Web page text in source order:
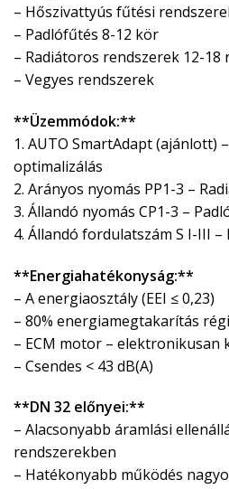
– Hőszivattyús fűtési
– Padlófűtés 8-12 kör
– Radiátoros rendszerek 12-18
– Vegyes rendszerek
**Üzemmódok:**
1. AUTO SmartAdapt (ajánlott)
optimalizálás
2. Arányos nyomás PP1-3 –
3. Állandó nyomás CP1-3 –
4. Állandó fordulatszám S I-III –
**Energiahatékonyság:**
– A energiaosztály (EEI ≤ 0,23)
– 80% energiamegtakarítás
– ECM motor – elektronikusan
– Csendes < 43 dB(A)
**DN 32 előnyei:**
– Alacsonyabb áramlási
rendszerekben
– Hatékonyabb működés